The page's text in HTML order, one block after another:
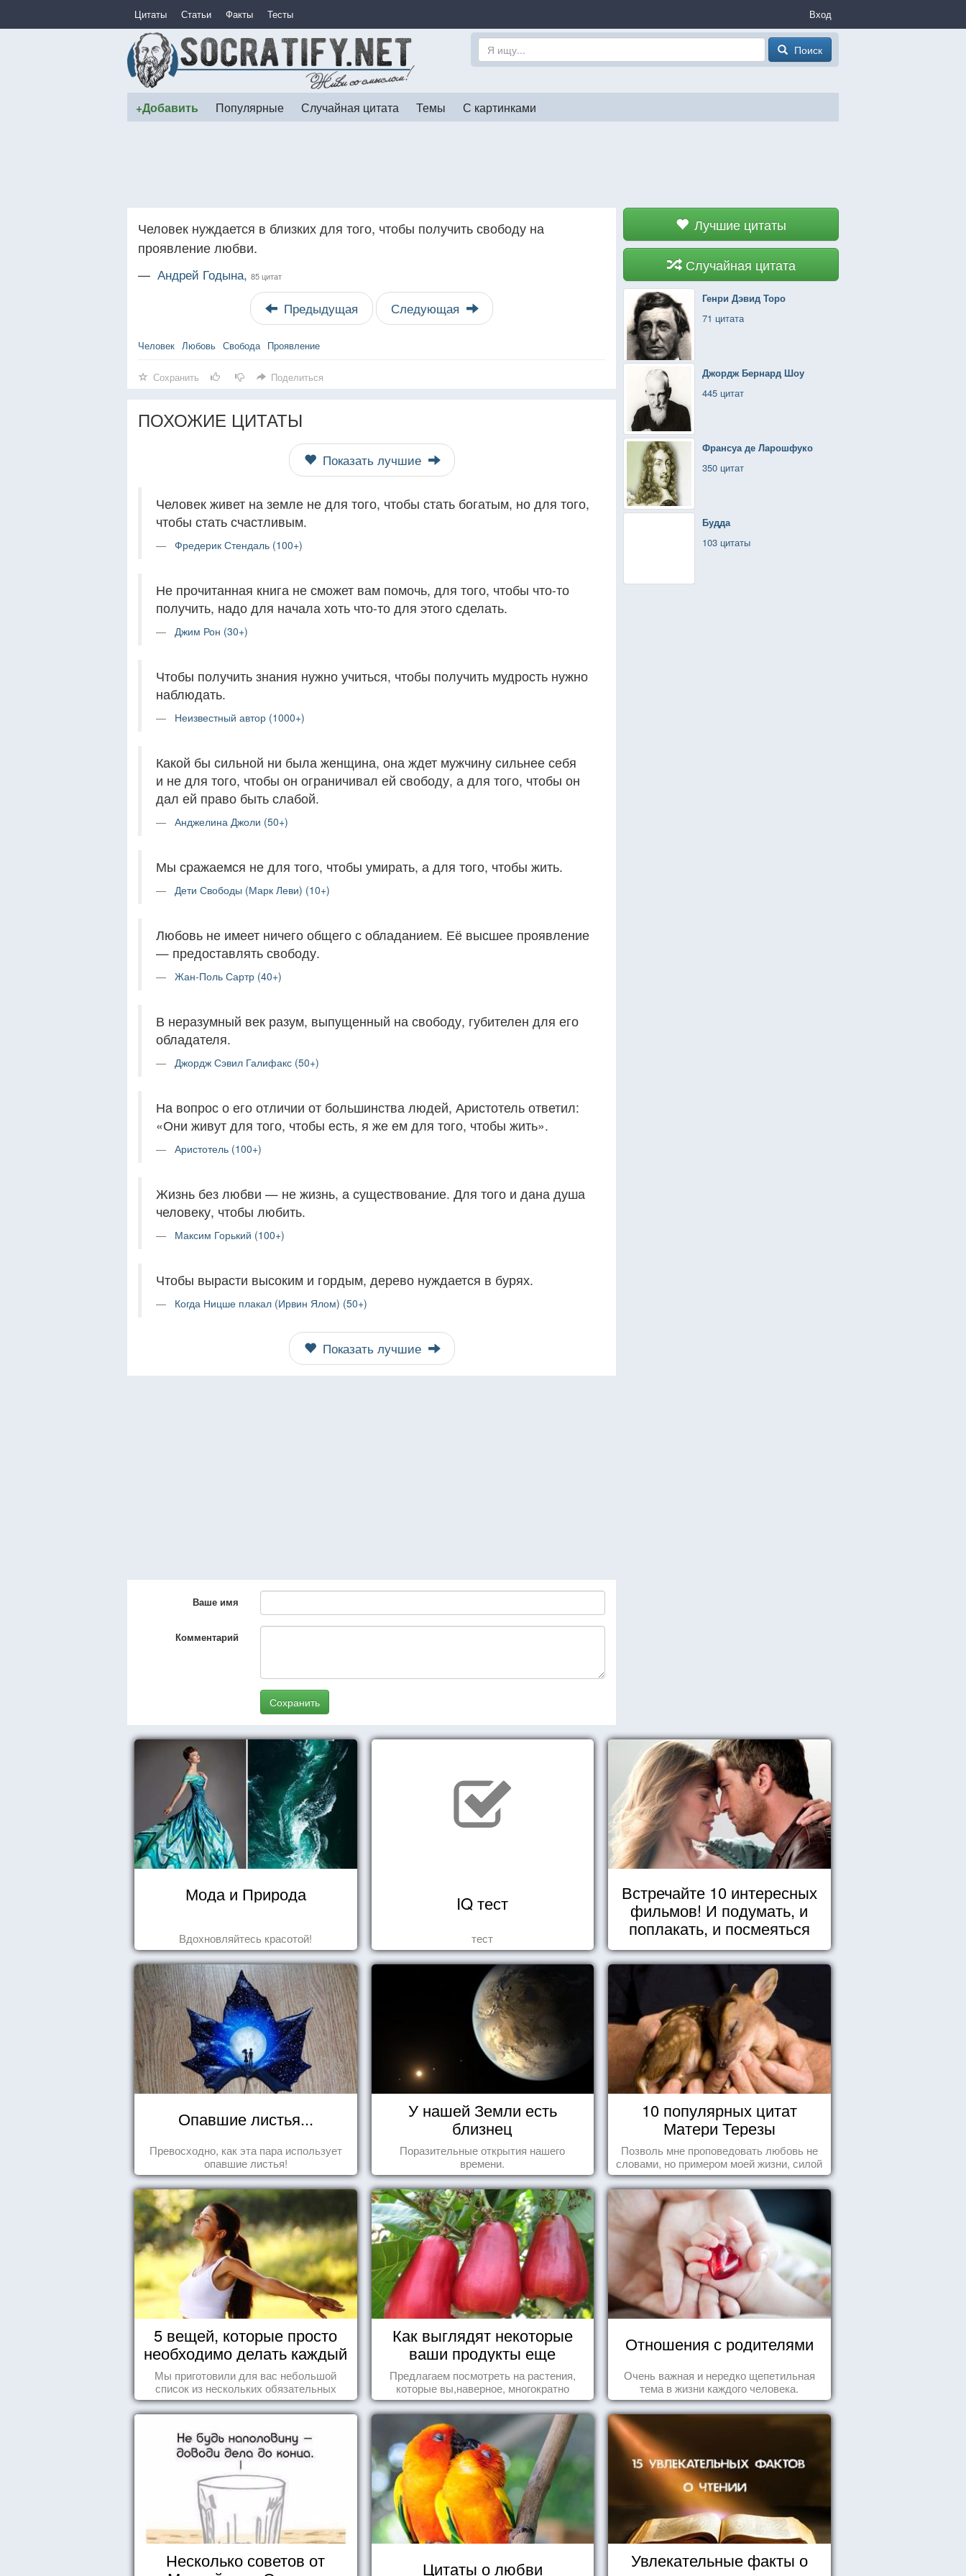
Цитаты Статьи Факты Тесты Вход
Поиск
+Добавить Популярные Случайная цитата Темы С картинками
Лучшие цитаты
Случайная цитата
Генри Дэвид Торо
71 цитата
Джордж Бернард Шоу
445 цитат
Франсуа де Ларошфуко
350 цитат
Будда
103 цитаты
Человек нуждается в близких для того, чтобы получить свободу на
проявление любви.
— Андрей Годына, 85 цитат
Предыдущая Следующая
Человек Любовь Свобода Проявление
Сохранить Поделиться
ПОХОЖИЕ ЦИТАТЫ
Показать лучшие
Человек живет на земле не для того, чтобы стать богатым, но для того,
чтобы стать счастливым.
Фредерик Стендаль (100+)
Не прочитанная книга не сможет вам помочь, для того, чтобы что-то
получить, надо для начала хоть что-то для этого сделать.
Джим Рон (30+)
Чтобы получить знания нужно учиться, чтобы получить мудрость нужно
наблюдать.
Неизвестный автор (1000+)
Какой бы сильной ни была женщина, она ждет мужчину сильнее себя
и не для того, чтобы он ограничивал ей свободу, а для того, чтобы он
дал ей право быть слабой.
Анджелина Джоли (50+)
Мы сражаемся не для того, чтобы умирать, а для того, чтобы жить.
Дети Свободы (Марк Леви) (10+)
Любовь не имеет ничего общего с обладанием. Её высшее проявление
— предоставлять свободу.
Жан-Поль Сартр (40+)
В неразумный век разум, выпущенный на свободу, губителен для его
обладателя.
Джордж Сэвил Галифакс (50+)
На вопрос о его отличии от большинства людей, Аристотель ответил:
«Они живут для того, чтобы есть, я же ем для того, чтобы жить».
Аристотель (100+)
Жизнь без любви — не жизнь, а существование. Для того и дана душа
человеку, чтобы любить.
Максим Горький (100+)
Чтобы вырасти высоким и гордым, дерево нуждается в бурях.
Когда Ницше плакал (Ирвин Ялом) (50+)
Показать лучшие
Ваше имя
Комментарий
Сохранить
Мода и Природа
Вдохновляйтесь красотой!
IQ тест
тест
Встречайте 10 интересных
фильмов! И подумать, и
поплакать, и посмеяться
Опавшие листья...
Превосходно, как эта пара использует
опавшие листья!
У нашей Земли есть
близнец
Поразительные открытия нашего
времени.
10 популярных цитат
Матери Терезы
Позволь мне проповедовать любовь не
словами, но примером моей жизни, силой
влечения, воодушевляющим влиянием ...
5 вещей, которые просто
необходимо делать каждый
день
Мы приготовили для вас небольшой
список из нескольких обязательных
вещей, которые должны стать частью
вашего дня.
Как выглядят некоторые
ваши продукты еще
живыми?
Предлагаем посмотреть на растения,
которые вы,наверное, многократно
видели , но никогда не представляли
себе, что употребляете их в пищу.
Отношения с родителями
Очень важная и нередко щепетильная
тема в жизни каждого человека.
Несколько советов от
Цитаты о любви
Увлекательные факты о